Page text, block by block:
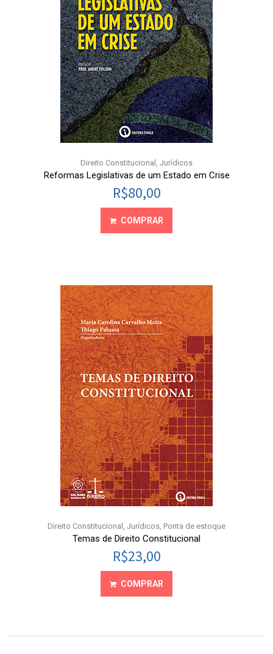
Direito Constitucional , Jurídicos
Reformas Legislativas de um Estado em Crise
R$80,00
COMPRAR
Direito Constitucional , Jurídicos, Ponta de estoque
Temas de Direito Constitucional
R$23,00
COMPRAR